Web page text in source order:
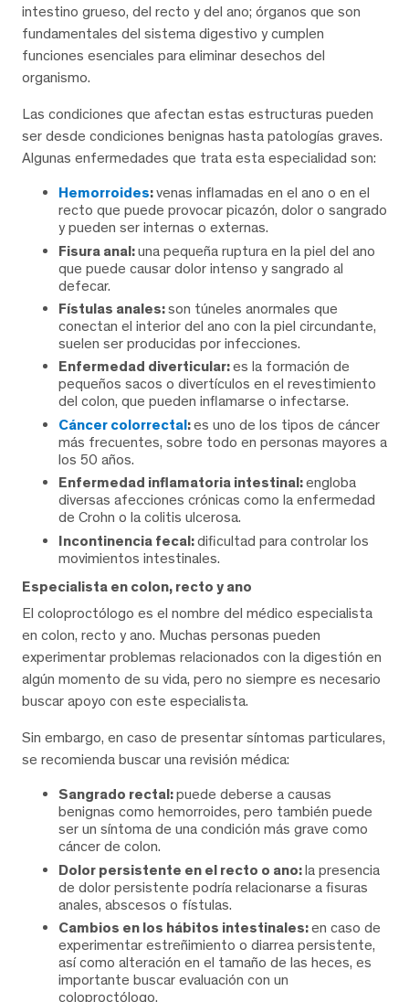
intestino grueso, del recto y del ano; órganos que son
fundamentales del sistema digestivo y cumplen
funciones esenciales para eliminar desechos del
organismo.
Las condiciones que afectan estas estructuras pueden
ser desde condiciones benignas hasta patologías graves.
Algunas enfermedades que trata esta especialidad son:
Hemorroides:venas inflamadas en el ano o en el
recto que puede provocar picazón, dolor o sangrado
y pueden ser internas o externas.
Fisura anal:una pequeña ruptura en la piel del ano
que puede causar dolor intenso y sangrado al
defecar.
Fístulas anales:son túneles anormales que
conectan el interior del ano con la piel circundante,
suelen ser producidas por infecciones.
Enfermedad diverticular:es la formación de
pequeños sacos o divertículos en el revestimiento
del colon, que pueden inflamarse o infectarse.
Cáncer colorrectal:es uno de los tipos de cáncer
más frecuentes, sobre todo en personas mayores a
los 50 años.
Enfermedad inflamatoria intestinal:engloba
diversas afecciones crónicas como la enfermedad
de Crohn o la colitis ulcerosa.
Incontinencia fecal:dificultad para controlar los
movimientos intestinales.
Especialista en colon, recto y ano
El coloproctólogo es el nombre del médico especialista
en colon, recto y ano. Muchas personas pueden
experimentar problemas relacionados con la digestión en
algún momento de su vida, pero no siempre es necesario
buscar apoyo con este especialista.
Sin embargo, en caso de presentar síntomas particulares,
se recomienda buscar una revisión médica:
Sangrado rectal:puede deberse a causas
benignas como hemorroides, pero también puede
ser un síntoma de una condición más grave como
cáncer de colon.
Dolor persistente en el recto o ano:la presencia
de dolor persistente podría relacionarse a fisuras
anales, abscesos o fístulas.
Cambios en los hábitos intestinales:en caso de
experimentar estreñimiento o diarrea persistente,
así como alteración en el tamaño de las heces, es
importante buscar evaluación con un
coloproctólogo.